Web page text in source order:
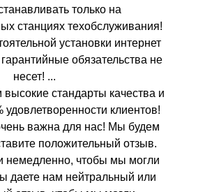
только на
станциях техобслуживания!
установки интернет
обязательства не
несет! ...
стандарты качества и
удовлетворенности клиентов!
важна для нас! Мы будем
положительный отзыв.
немедленно, чтобы мы могли
даете нам нейтральный или